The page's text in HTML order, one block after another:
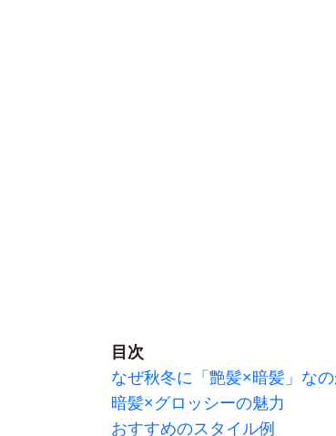
目次
なぜ秋冬に「艶髪×暗髪」なの
暗髪×グロッシーの魅力
おすすめのスタイル例